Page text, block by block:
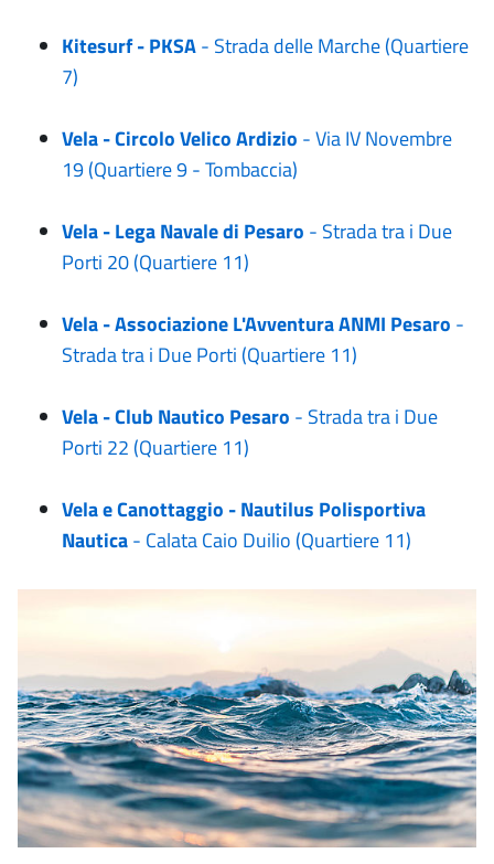
Kitesurf - PKSA- Strada delle Marche (Quartiere
7)
Vela - Circolo Velico Ardizio - Via IV Novembre
19 (Quartiere 9 - Tombaccia)
Vela - Lega Navale di Pesaro - Strada tra i Due
Porti 20 (Quartiere 11)
Vela - Associazione L'Avventura ANMI Pesaro -
Strada tra i Due Porti (Quartiere 11)
Vela - Club Nautico Pesaro - Strada tra i Due
Porti 22 (Quartiere 11)
Vela e Canottaggio - Nautilus Polisportiva
Nautica- Calata Caio Duilio (Quartiere 11)